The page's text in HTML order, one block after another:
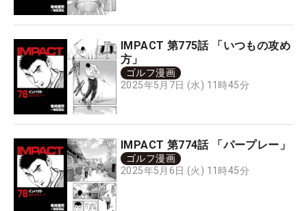
IMPACT 第775話 「いつもの攻め
方」
ゴルフ漫画
2025年5月7日 (水) 11時45分
IMPACT 第774話 「パープレー」
ゴルフ漫画
2025年5月6日 (火) 11時45分